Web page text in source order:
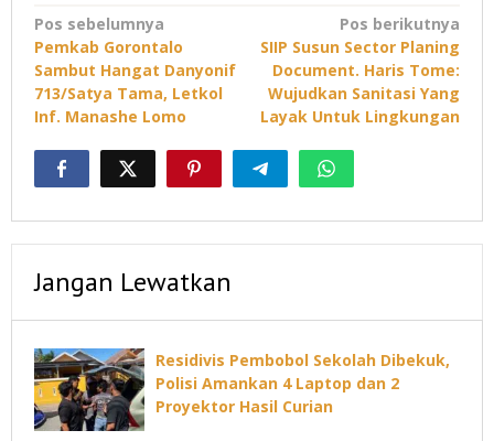
Navigasi
pos
Pos sebelumnya
Pemkab Gorontalo
Sambut Hangat Danyonif
713/Satya Tama, Letkol
Inf. Manashe Lomo
Pos berikutnya
SIIP Susun Sector Planing
Document. Haris Tome:
Wujudkan Sanitasi Yang
Layak Untuk Lingkungan
Jangan Lewatkan
Residivis Pembobol Sekolah Dibekuk,
Polisi Amankan 4 Laptop dan 2
Proyektor Hasil Curian